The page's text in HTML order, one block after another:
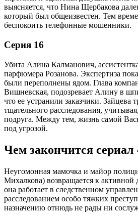
выясняется, что Нина Щербакова
который был общеизвестен. Тем
беспокоить телефонные мошенники.
Серия 16
Убита Алина Калманович,
парфюмера Розанова. Экспертиза
были переполнены ядом. Глава
Вишневская, подозревает Алину в
что ее устранили заказчики. Зайцева
тщательного расследования,
подруга. Между тем, жизнь самой
под угрозой.
Чем закончится сериал
Неугомонная мамочка и майор
Михалкова) возвращается к активной
она работает в следственном
расследованием особо тяжких
назначению отнюдь не рады ни